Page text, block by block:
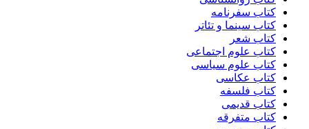
کتاب سفرنامه
کتاب سینما و تئاتر
کتاب شعر
کتاب علوم اجتماعی
کتاب علوم سیاسی
کتاب عکاسی
کتاب فلسفه
کتاب قدیمی
کتاب متفرقه